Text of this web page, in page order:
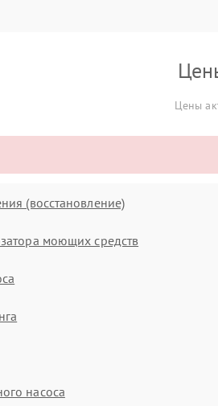
Цены
(восстановление)
моющих средств
насоса